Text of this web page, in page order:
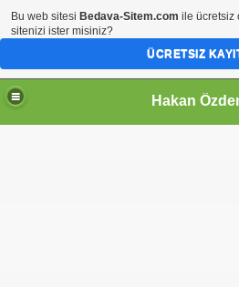
Hakan
Bu web sitesi Bedava-Sitem.com ile ücretsiz
sitenizi ister misiniz?
ÜCRETSIZ